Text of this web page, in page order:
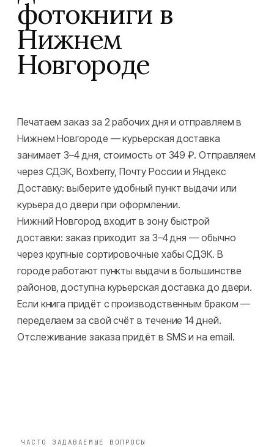
фотокниги в
Нижнем
Новгороде
Печатаем заказ за 2 рабочих дня и отправляем в
Нижнем Новгороде — курьерская доставка
занимает 3–4 дня, стоимость от 349 ₽. Отправляем
через СДЭК, Boxberry, Почту России и Яндекс
Доставку: выберите удобный пункт выдачи или
курьера до двери при оформлении.
Нижний Новгород входит в зону быстрой
доставки: заказ приходит за 3–4 дня — обычно
через крупные сортировочные хабы СДЭК. В
городе работают пункты выдачи в большинстве
районов, доступна курьерская доставка до двери.
Если книга придёт с производственным браком —
переделаем за свой счёт в течение 14 дней.
Отслеживание заказа придёт в SMS и на email.
ЧАСТО ЗАДАВАЕМЫЕ ВОПРОСЫ